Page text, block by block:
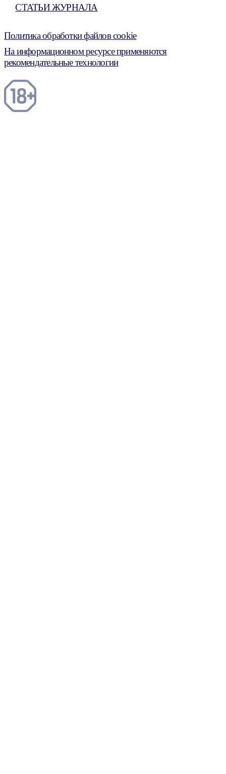
СТАТЬИ ЖУРНАЛА
Политика обработки файлов cookie
На информационном ресурсе применяются
рекомендательные технологии